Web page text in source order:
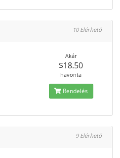
10 Elérhető
Akár
$18.50
havonta
Rendelés
9 Elérhető